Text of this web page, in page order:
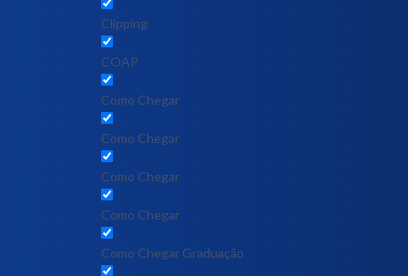
Clipping
COAP
Como Chegar
Como Chegar
Como Chegar
Como Chegar
Como Chegar Graduação